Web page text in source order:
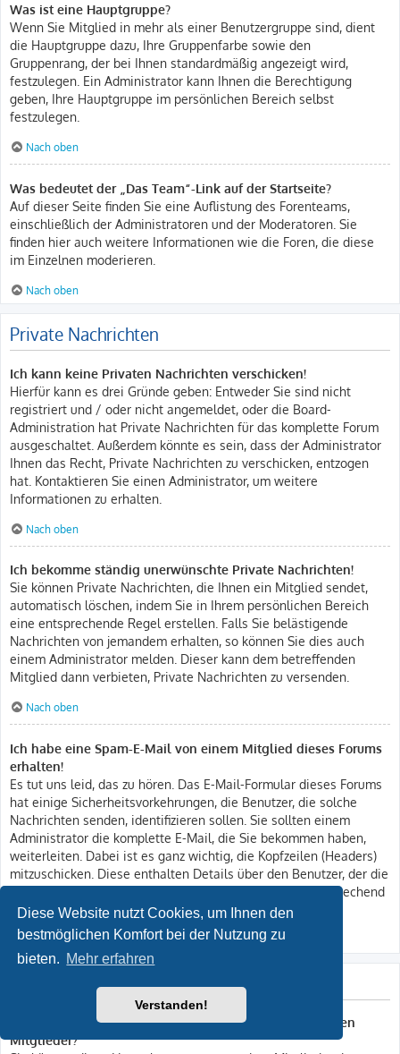
Diese Website nutzt Cookies, um Ihnen den
bestmöglichen Komfort bei der Nutzung zu
bieten. Mehr erfahren
Verstanden!
Was ist eine Hauptgruppe?
Wenn Sie Mitglied in mehr als einer Benutzergruppe sind, dient
die Hauptgruppe dazu, Ihre Gruppenfarbe sowie den
Gruppenrang, der bei Ihnen standardmäßig angezeigt wird,
festzulegen. Ein Administrator kann Ihnen die Berechtigung
geben, Ihre Hauptgruppe im persönlichen Bereich selbst
festzulegen.
Nach oben
Was bedeutet der „Das Team“-Link auf der Startseite?
Auf dieser Seite finden Sie eine Auflistung des Forenteams,
einschließlich der Administratoren und der Moderatoren. Sie
finden hier auch weitere Informationen wie die Foren, die diese
im Einzelnen moderieren.
Nach oben
Private Nachrichten
Ich kann keine Privaten Nachrichten verschicken!
Hierfür kann es drei Gründe geben: Entweder Sie sind nicht
registriert und / oder nicht angemeldet, oder die Board-
Administration hat Private Nachrichten für das komplette Forum
ausgeschaltet. Außerdem könnte es sein, dass der Administrator
Ihnen das Recht, Private Nachrichten zu verschicken, entzogen
hat. Kontaktieren Sie einen Administrator, um weitere
Informationen zu erhalten.
Nach oben
Ich bekomme ständig unerwünschte Private Nachrichten!
Sie können Private Nachrichten, die Ihnen ein Mitglied sendet,
automatisch löschen, indem Sie in Ihrem persönlichen Bereich
eine entsprechende Regel erstellen. Falls Sie belästigende
Nachrichten von jemandem erhalten, so können Sie dies auch
einem Administrator melden. Dieser kann dem betreffenden
Mitglied dann verbieten, Private Nachrichten zu versenden.
Nach oben
Ich habe eine Spam-E-Mail von einem Mitglied dieses Forums
erhalten!
Es tut uns leid, das zu hören. Das E-Mail-Formular dieses Forums
hat einige Sicherheitsvorkehrungen, die Benutzer, die solche
Nachrichten senden, identifizieren sollen. Sie sollten einem
Administrator die komplette E-Mail, die Sie bekommen haben,
weiterleiten. Dabei ist es ganz wichtig, die Kopfzeilen (Headers)
mitzuschicken. Diese enthalten Details über den Benutzer, der die
E-Mail verschickt hat. Der Administrator kann dann entsprechend
reagieren.
Nach oben
Freunde und ignorierte Mitglieder
Wozu benötige ich die Listen der Freunde und ignorierten
Mitglieder?